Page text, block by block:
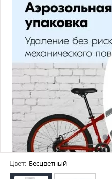
Цвет: Бесцветный